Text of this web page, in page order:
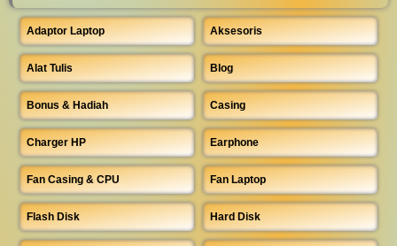
Adaptor Laptop Aksesoris
Alat Tulis Blog
Bonus & Hadiah Casing
Charger HP Earphone
Fan Casing & CPU Fan Laptop
Flash Disk Hard Disk